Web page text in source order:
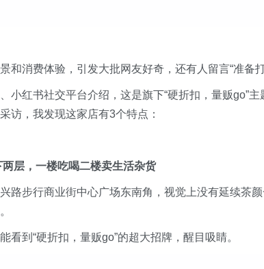
和消费体验，引发大批网友好奇，还有人留言“准备
小红书社交平台介绍，这是旗下“硬折扣，量贩go”
访，我发现这家店有3个特点：
层，一楼吃喝二楼卖生活杂货
路步行商业街中心广场东南角，视觉上没有延续茶
看到“硬折扣，量贩go”的超大招牌，醒目吸睛。